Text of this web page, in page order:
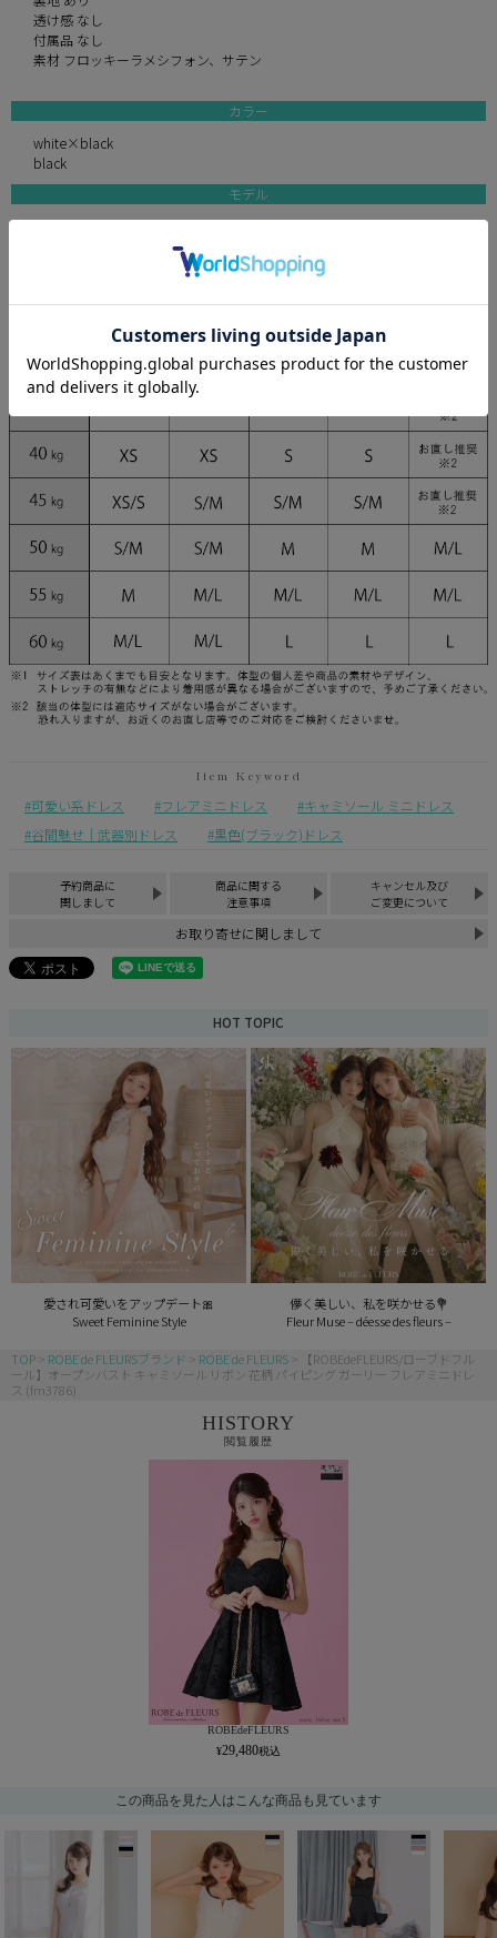
透け感 なし
付属品 なし
素材 フロッキーラメシフォン、サテン
カラー
white×black
black
モデル
まりん 身長164cm/Sサイズ
可愛い系ドレス フレアミニドレス
キャミソール ミニドレス
谷間魅せ｜武器別ドレス
黒色(ブラック)ドレス
予約商品に
関しまして
商品に関する
注意事項
キャンセル及び
ご変更について
お取り寄せに関しまして
HOT TOPIC
愛され可愛いをアップデート🎀
Sweet Feminine Style
儚く美しい、私を咲かせる💐
Fleur Muse – déesse des fleurs –
TOP ROBE de FLEURSブランド ROBE de FLEURS
【ROBEdeFLEURS/ローブドフル
ール】オープンバスト キャミソール リボン 花柄 パイピング ガーリー フレアミニドレ
ス (fm3786)
HISTORY
閲覧履歴
ROBEdeFLEURS
29,480
この商品を見た人はこんな商品も見ています